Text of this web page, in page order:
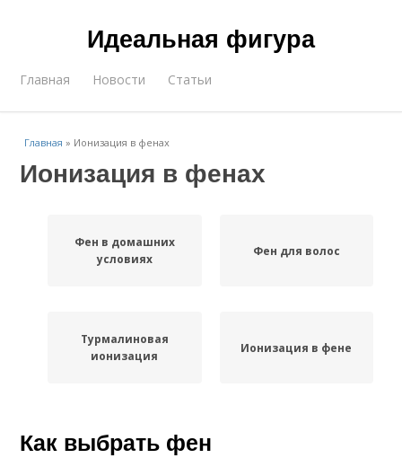
Идеальная фигура
Главная Новости Статьи
Главная » Ионизация в фенах
Ионизация в фенах
Фен в домашних
условиях
Фен для волос
Турмалиновая
ионизация
Ионизация в фене
Как выбрать фен